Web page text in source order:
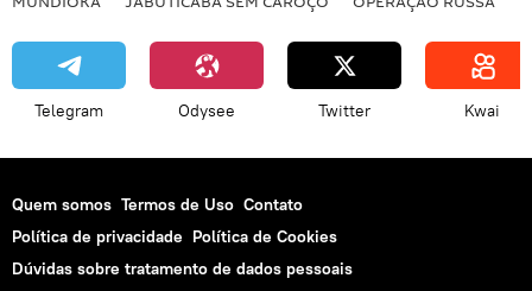
Telegram Odysee Twitter Kwai
Quem somos Termos de Uso Contato
Política de privacidade Política de Cookies
Dúvidas sobre tratamento de dados pessoais